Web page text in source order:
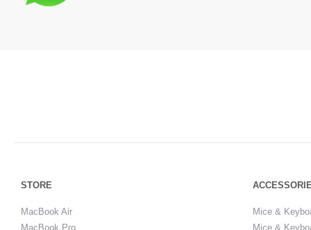
STORE
MacBook Air
MacBook Pro
Mice &
Mice &